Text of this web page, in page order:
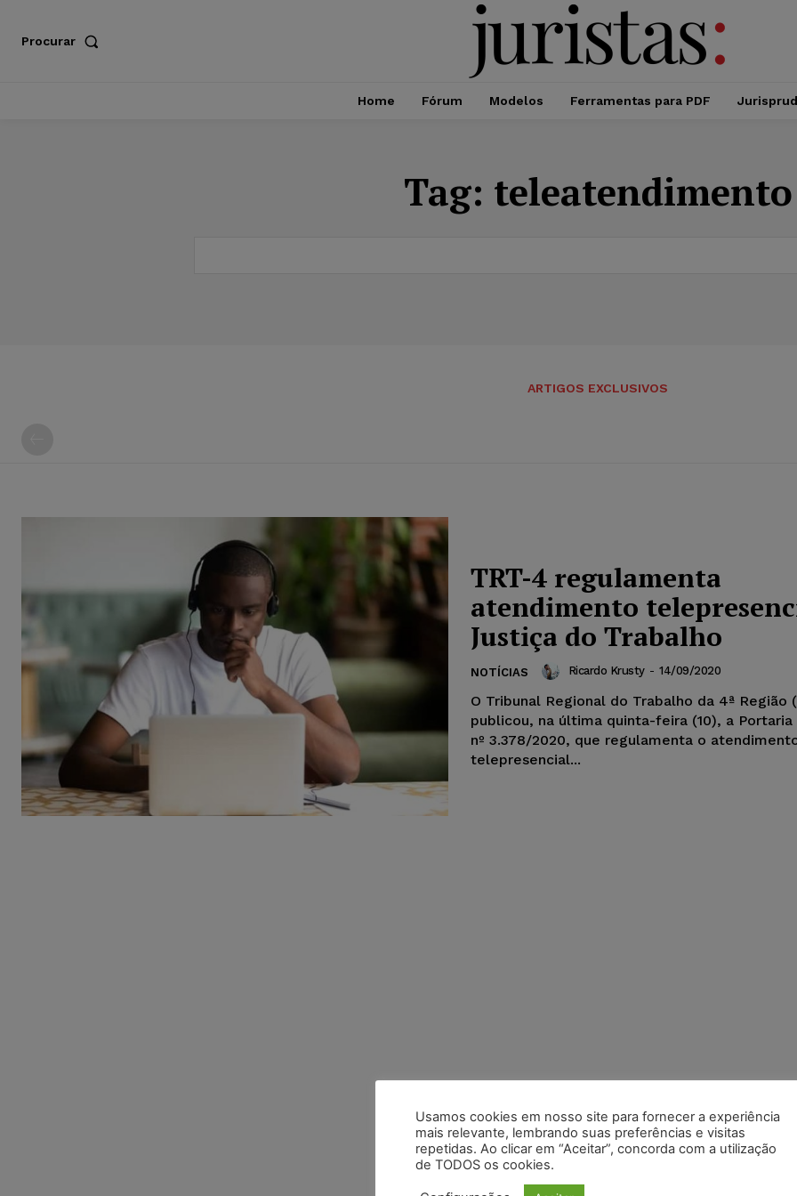
Procurar
Home Fórum Modelos Ferramentas para PDF
Tag: teleatendimento
ARTIGOS EXCLUSIVOS
TRT-4 regulamenta
atendimento
Justiça do Trabalho
NOTÍCIAS Ricardo Krusty - 14/09/2020
O Tribunal Regional do Trabalho da 4ª Região
publicou, na última quinta-feira (10), a Portaria
nº 3.378/2020, que regulamenta o
telepresencial...
Usamos cookies em nosso site para fornecer a experiência
mais relevante, lembrando suas preferências e visitas
repetidas. Ao clicar em “Aceitar”, concorda com a utilização
de TODOS os cookies.